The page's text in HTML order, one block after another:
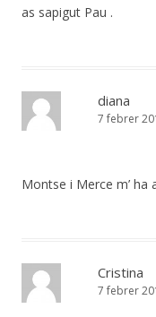
as sapigut Pau .
diana
7 febrer
Montse i Merce m’
Cristina
7 febrer